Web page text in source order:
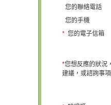
您的聯絡電話
您的手機
*您的電子信箱
*您想反應的狀況
建議，或諮詢事項